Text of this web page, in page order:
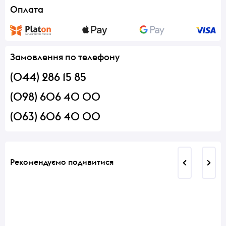
Оплата
Замовлення по телефону
(044) 286 15 85
(098) 606 40 00
(063) 606 40 00
Рекомендуємо подивитися